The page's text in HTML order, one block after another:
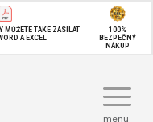
MŮŽETE TAKÉ ZASÍLAT
A EXCEL
100%
BEZPEČNÝ
NÁKUP
menu